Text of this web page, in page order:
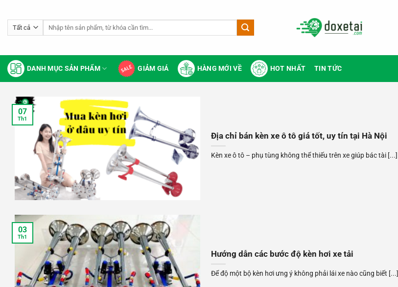
qua
DANH MỤC SẢN PHẨM GIẢM GIÁ HÀNG MỚI VỀ HOT NHẤT TIN TỨC
Địa chỉ bán kèn xe ô tô giá tốt, uy tín tại Hà Nội
Kèn xe ô tô – phụ tùng không thể thiếu trên xe giúp bác tài [...]
07
Th1
Hướng dẫn các bước độ kèn hơi xe tải
Để độ một bộ kèn hơi ưng ý không phải lái xe nào cũng biết [...]
03
Th1